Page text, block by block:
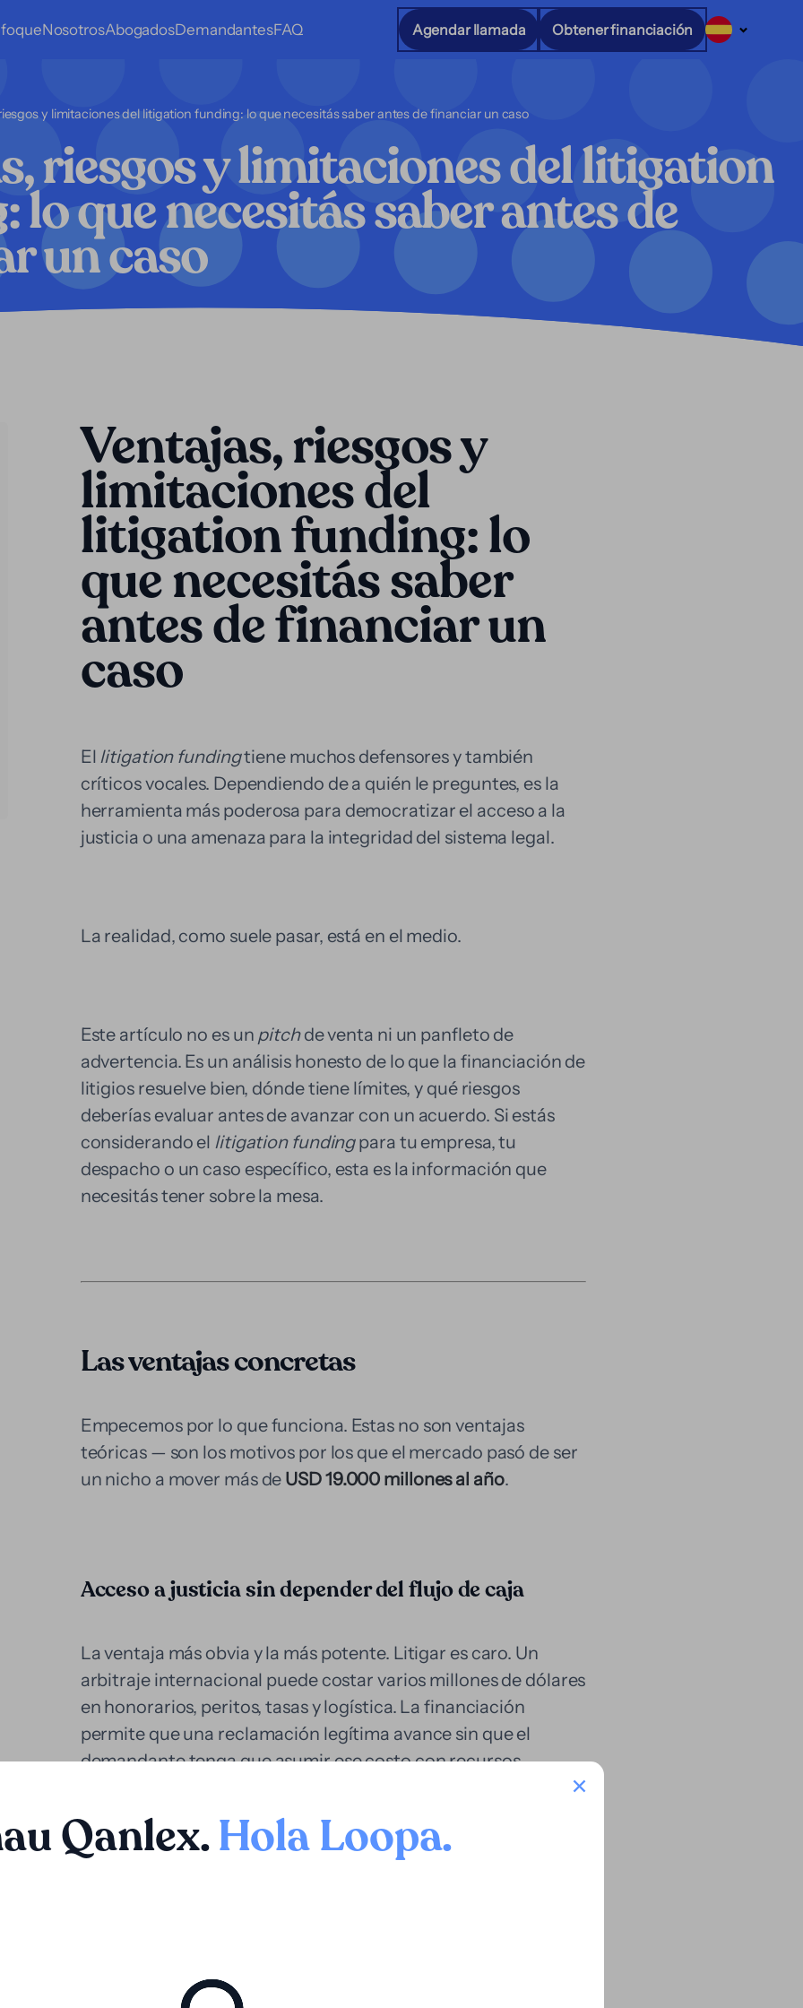
Qanlex.Hola Loopa.
NosotrosAbogadosDemandantesFAQ Agendar llamada Obtener financiación
y limitaciones del litigation funding: lo que necesitás saber antes de financiar un caso
riesgos y limitaciones del litigation
lo que necesitás saber antes de
un caso
Ventajas, riesgos y
limitaciones del
litigation funding: lo
que necesitás saber
antes de financiar un
caso
El litigation fundingtiene muchos defensores y también
críticos vocales. Dependiendo de a quién le preguntes, es la
herramienta más poderosa para democratizar el acceso a la
justicia o una amenaza para la integridad del sistema legal.
La realidad, como suele pasar, está en el medio.
Este artículo no es un pitchde venta ni un panfleto de
advertencia. Es un análisis honesto de lo que la financiación de
litigios resuelve bien, dónde tiene límites, y qué riesgos
deberías evaluar antes de avanzar con un acuerdo. Si estás
considerando el litigation fundingpara tu empresa, tu
despacho o un caso específico, esta es la información que
necesitás tener sobre la mesa.
Las ventajas concretas
Empecemos por lo que funciona. Estas no son ventajas
teóricas — son los motivos por los que el mercado pasó de ser
un nicho a mover más de USD 19.000 millones al año.
Acceso a justicia sin depender del flujo de caja
La ventaja más obvia y la más potente. Litigar es caro. Un
arbitraje internacional puede costar varios millones de dólares
en honorarios, peritos, tasas y logística. La financiación
permite que una reclamación legítima avance sin que el
demandante tenga que asumir ese costo con recursos
señal de debilidad.